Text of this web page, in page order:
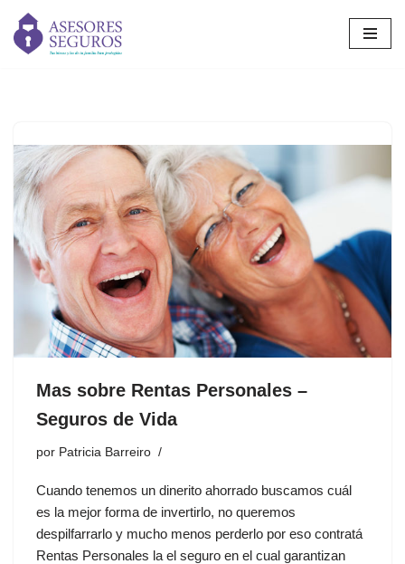
Saltar
Mas sobre Rentas Personales –
Seguros de Vida
por Patricia Barreiro
Cuando tenemos un dinerito ahorrado buscamos cuál
es la mejor forma de invertirlo, no queremos
despilfarrarlo y mucho menos perderlo por eso contratá
Rentas Personales la el seguro en el cual garantizan